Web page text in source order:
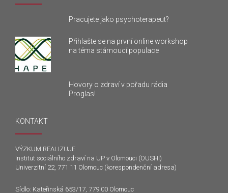
Pracujete jako psychoterapeut?
Přihlašte se na první online workshop
na téma stárnoucí populace
Hovory o zdraví v pořadu rádia
Proglas!
KONTAKT
VÝZKUM REALIZUJE
Institut sociálního zdraví na UP v Olomouci (OUSHI)
Univerzitní 22, 771 11 Olomouc (korespondenční adresa)
Sídlo: Kateřinská 653/17, 779 00 Olomouc